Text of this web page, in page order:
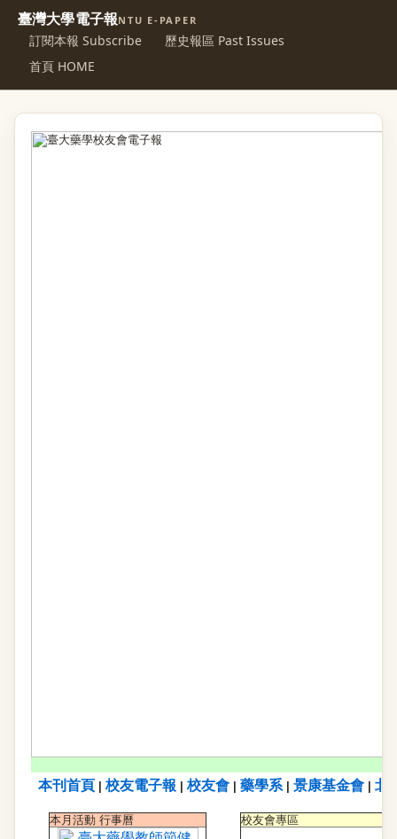
臺灣大學電子報NTU E-PAPER
訂閱本報 Subscribe
歷史報區 Past Issues
首頁 HOME
本刊首頁 校友電子報 校友會 藥學系| 景康基金會 北
本月活動 行事曆 校友會專區